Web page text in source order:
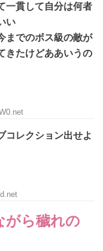
一貫して自分は何者
い
までのボス級の敵が
たけどああいうの
コレクション出せよ
がら穢れの